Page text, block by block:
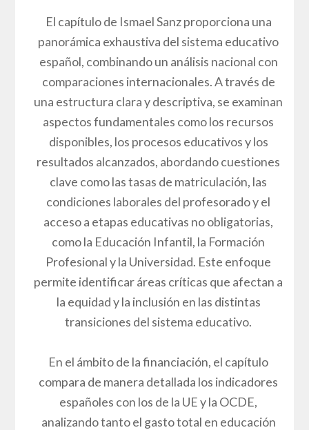
El capítulo de Ismael Sanz proporciona una
panorámica exhaustiva del sistema educativo
español, combinando un análisis nacional con
comparaciones internacionales. A través de
una estructura clara y descriptiva, se examinan
aspectos fundamentales como los recursos
disponibles, los procesos educativos y los
resultados alcanzados, abordando cuestiones
clave como las tasas de matriculación, las
condiciones laborales del profesorado y el
acceso a etapas educativas no obligatorias,
como la Educación Infantil, la Formación
Profesional y la Universidad. Este enfoque
permite identificar áreas críticas que afectan a
la equidad y la inclusión en las distintas
transiciones del sistema educativo.
En el ámbito de la financiación, el capítulo
compara de manera detallada los indicadores
españoles con los de la UE y la OCDE,
analizando tanto el gasto total en educación